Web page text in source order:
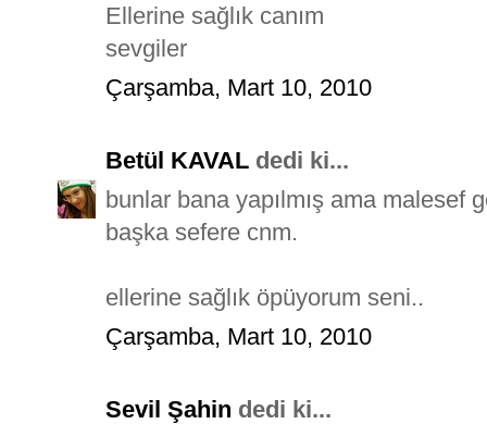
Ellerine sağlık canım
sevgiler
Çarşamba, Mart 10, 2010
Betül KAVAL dedi ki...
bunlar bana yapılmış ama malesef
başka sefere cnm.
ellerine sağlık öpüyorum seni..
Çarşamba, Mart 10, 2010
Sevil Şahin dedi ki...